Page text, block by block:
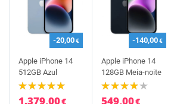
-20,00€
Apple iPhone 14
512GB Azul
1.379,00€
-140,00€
Apple iPhone 14
128GB Meia-noite
549,00€